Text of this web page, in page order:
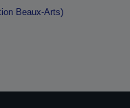
Beaux-Arts)